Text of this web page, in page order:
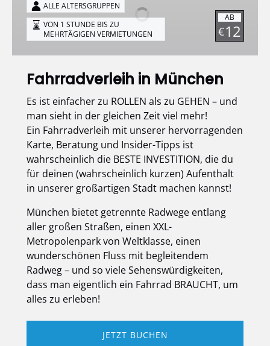
AB
€12
ALLE ALTERSGRUPPEN
VON 1 STUNDE BIS ZU
MEHRTÄGIGEN VERMIETUNGEN
Fahrradverleih in München
Es ist einfacher zu ROLLEN als zu GEHEN – und
man sieht in der gleichen Zeit viel mehr!
Ein Fahrradverleih mit unserer hervorragenden
Karte, Beratung und Insider-Tipps ist
wahrscheinlich die BESTE INVESTITION, die du
für deinen (wahrscheinlich kurzen) Aufenthalt
in unserer großartigen Stadt machen kannst!
München bietet getrennte Radwege entlang
aller großen Straßen, einen XXL-
Metropolenpark von Weltklasse, einen
wunderschönen Fluss mit begleitendem
Radweg – und so viele Sehenswürdigkeiten,
dass man eigentlich ein Fahrrad BRAUCHT, um
alles zu erleben!
JETZT BUCHEN